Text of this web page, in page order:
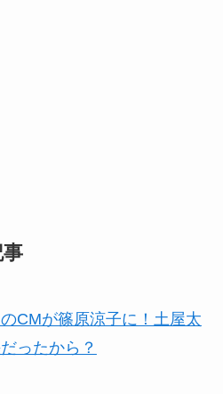
CMが篠原涼子に！土屋太
ったから？